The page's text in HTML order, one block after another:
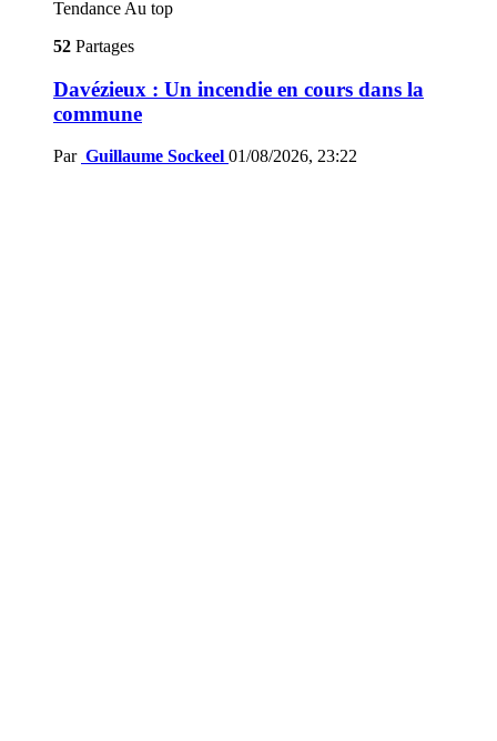
Tendance Au top
52 Partages
Davézieux : Un incendie en cours dans la
commune
Par Guillaume Sockeel 01/08/2026, 23:22